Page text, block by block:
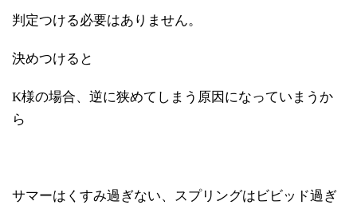
判定つける必要はありません。
決めつけると
K様の場合、逆に狭めてしまう原因になっていまうか
ら
サマーはくすみ過ぎない、スプリングはビビッド過ぎ